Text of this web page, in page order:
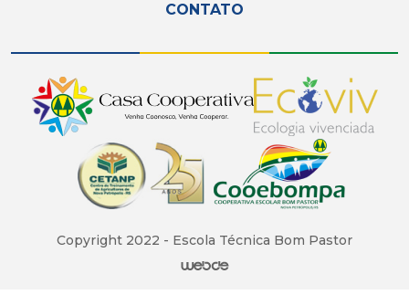
CONTATO
Copyright 2022 - Escola Técnica Bom Pastor